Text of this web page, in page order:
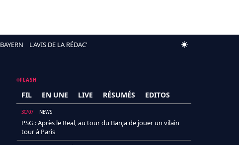
BAYERN L'AVIS DE LA RÉDAC'
FLASH
FIL EN UNE LIVE RÉSUMÉS EDITOS
30/07 NEWS
PSG : Après le Real, au tour du Barça de jouer un vilain
tour à Paris